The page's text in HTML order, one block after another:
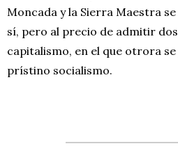
Moncada y la Sierra Maestra
sí, pero al precio de admitir
capitalismo, en el que otrora
prístino socialismo.